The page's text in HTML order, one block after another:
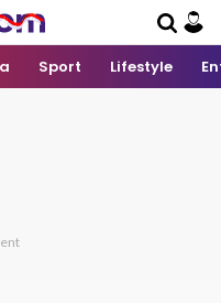
Sport Lifestyle